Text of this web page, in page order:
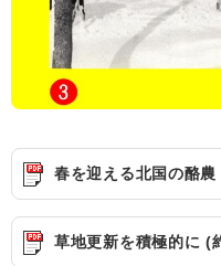
春を迎える北国の酪
草地更新を積極的に (